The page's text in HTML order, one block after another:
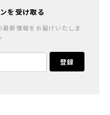
を受け取る
新情報をお届けいたしま
登録